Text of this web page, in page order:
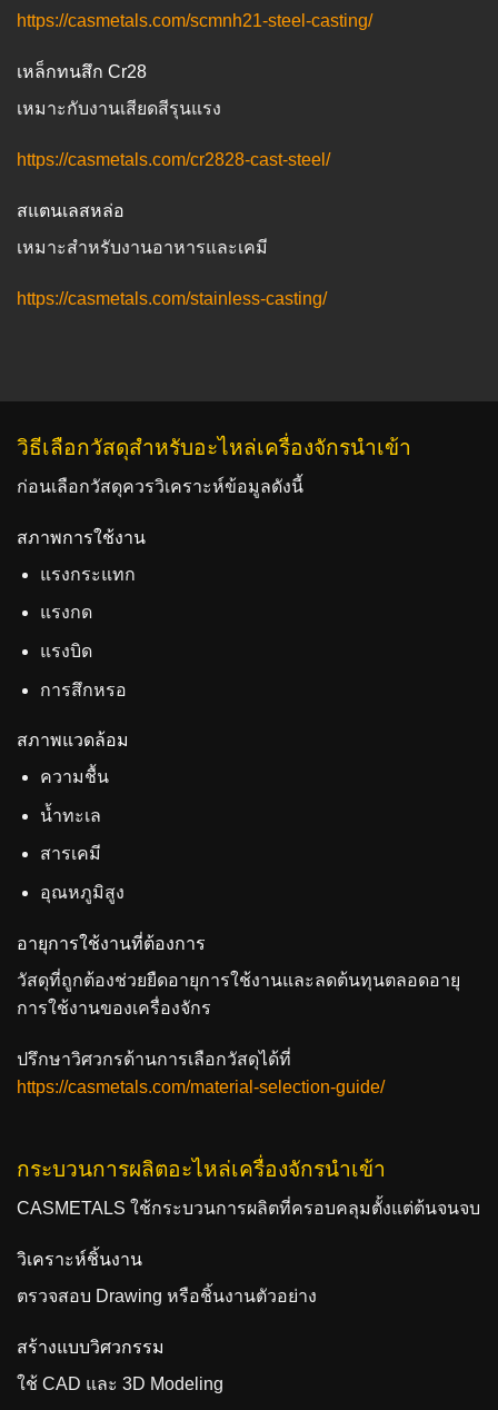
https://casmetals.com/scmnh21-steel-casting/
เหล็กทนสึก Cr28
เหมาะกับงานเสียดสีรุนแรง
https://casmetals.com/cr2828-cast-steel/
สแตนเลสหล่อ
เหมาะสำหรับงานอาหารและเคมี
https://casmetals.com/stainless-casting/
วิธีเลือกวัสดุสำหรับอะไหล่เครื่องจักรนำเข้า
ก่อนเลือกวัสดุควรวิเคราะห์ข้อมูลดังนี้
สภาพการใช้งาน
แรงกระแทก
แรงกด
แรงบิด
การสึกหรอ
สภาพแวดล้อม
ความชื้น
น้ำทะเล
สารเคมี
อุณหภูมิสูง
อายุการใช้งานที่ต้องการ
วัสดุที่ถูกต้องช่วยยืดอายุการใช้งานและลดต้นทุนตลอดอายุ
การใช้งานของเครื่องจักร
ปรึกษาวิศวกรด้านการเลือกวัสดุได้ที่
https://casmetals.com/material-selection-guide/
กระบวนการผลิตอะไหล่เครื่องจักรนำเข้า
CASMETALS ใช้กระบวนการผลิตที่ครอบคลุมตั้งแต่ต้นจนจบ
วิเคราะห์ชิ้นงาน
ตรวจสอบ Drawing หรือชิ้นงานตัวอย่าง
สร้างแบบวิศวกรรม
ใช้ CAD และ 3D Modeling